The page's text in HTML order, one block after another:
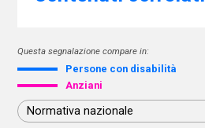
Questa segnalazione compare in:
Persone con disabilità
Anziani
Normativa nazionale